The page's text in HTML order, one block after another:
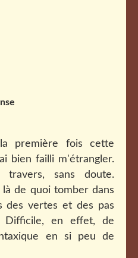
première fois cette
bien failli m'étrangler.
sans doute.
là de quoi tomber dans
des vertes et des pas
Difficile, en effet, de
en si peu de